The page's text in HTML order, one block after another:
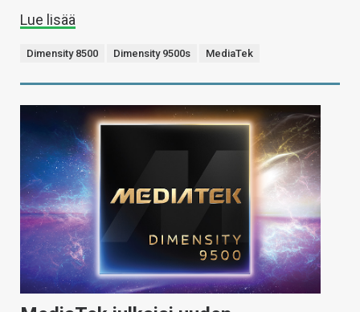
Lue lisää
Dimensity 8500 Dimensity 9500s MediaTek